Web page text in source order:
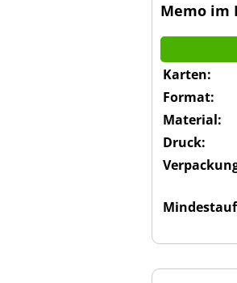
Memo im
Karten:
Format:
Material:
Druck: